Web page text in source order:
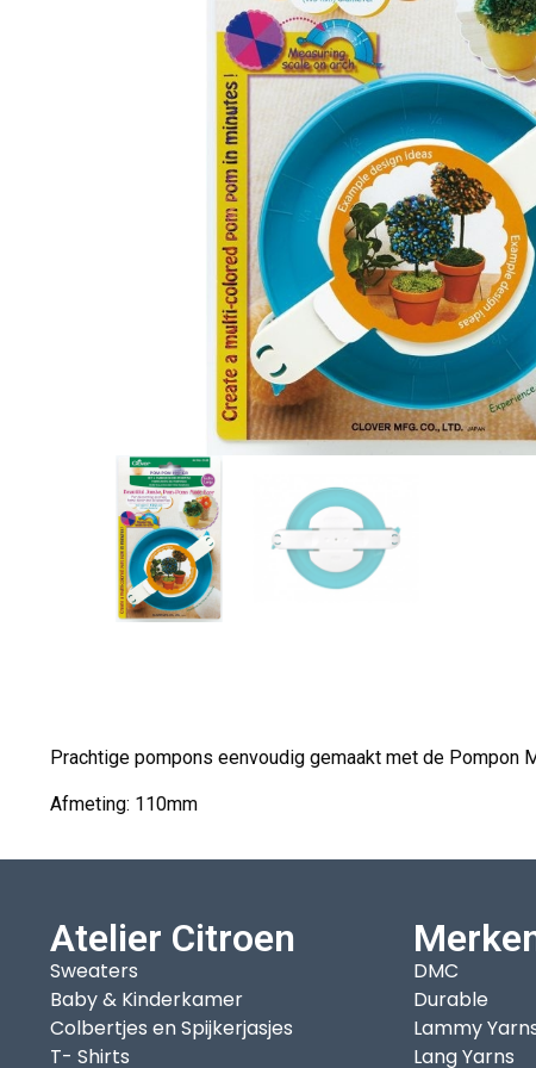
Prachtige pompons eenvoudig gemaakt met de Pompon
Afmeting: 110mm
Atelier Citroen
Sweaters
Baby & Kinderkamer
Colbertjes en Spijkerjasjes
T- Shirts
DMC
Durable
Lammy
Lang Yarns